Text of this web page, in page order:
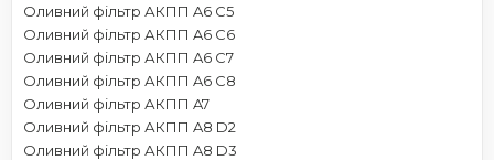
Оливний фільтр АКПП A6 C5
Оливний фільтр АКПП A6 C6
Оливний фільтр АКПП A6 C7
Оливний фільтр АКПП A6 C8
Оливний фільтр АКПП A7
Оливний фільтр АКПП A8 D2
Оливний фільтр АКПП A8 D3